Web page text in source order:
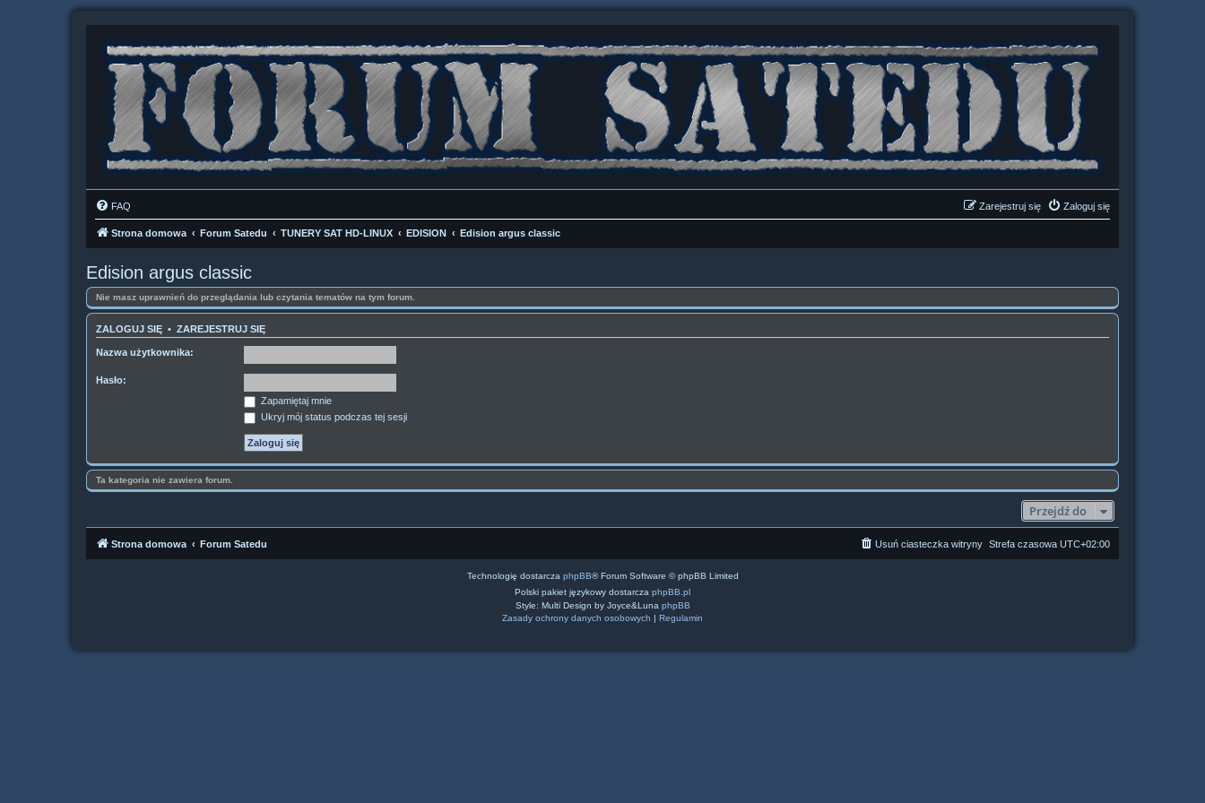
FAQ Zaloguj się
Zarejestruj się
Strona domowa Forum Satedu TUNERY SAT HD-LINUX EDISION Edision argus classic
Edision argus classic
Nie masz uprawnień do przeglądania lub czytania tematów na tym forum.
ZALOGUJ SIĘ • ZAREJESTRUJ SIĘ
Nazwa użytkownika:
Hasło:
Zapamiętaj mnie
Ukryj mój status podczas tej sesji
Ta kategoria nie zawiera forum.
Przejdź do
Strona domowa Forum Satedu Strefa czasowa UTC+02:00
Usuń ciasteczka witryny
Technologię dostarcza phpBB® Forum Software © phpBB Limited
Polski pakiet językowy dostarcza phpBB.pl
Style: Multi Design by Joyce&Luna phpBB
Zasady ochrony danych osobowych | Regulamin